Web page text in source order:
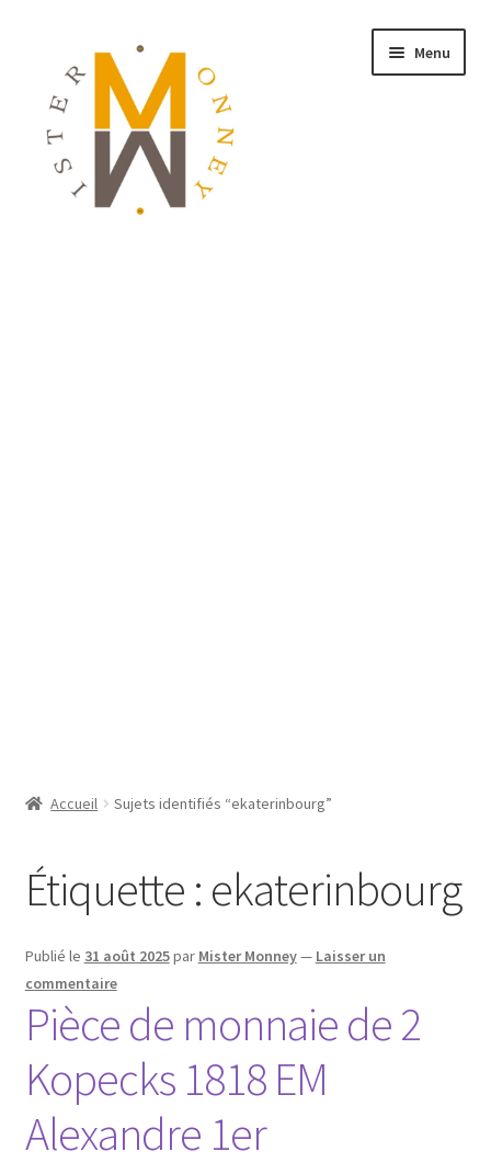
Menu
Accueil Sujets identifiés “ekaterinbourg”
Étiquette : ekaterinbourg
Publié le 31 août 2025par Mister Monney— Laisser un
commentaire
Pièce de monnaie de 2
Kopecks 1818 EM
Alexandre 1er